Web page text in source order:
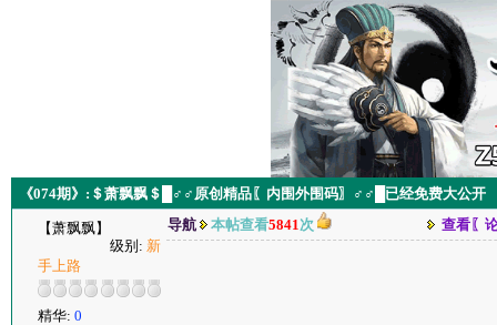
《074期》:＄萧飘飘＄█♂♂原创精品〖内围外围码〗♂♂█已经免费大公开
【萧飘飘】
级别: 新
手上路
精华: 0
导航 本帖查看5841次 查看〖